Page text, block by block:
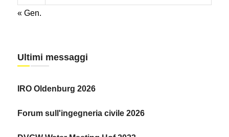
« Gen.
Ultimi messaggi
IRO Oldenburg 2026
Forum sull'ingegneria civile 2026